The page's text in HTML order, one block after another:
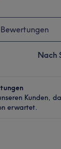
Nach
Kunden,
erwartet.